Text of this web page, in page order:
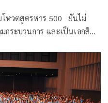
โหวตสูตรหาร 500 ยันไม่
ระบวนการ และเป็นเอกสิทธิ์